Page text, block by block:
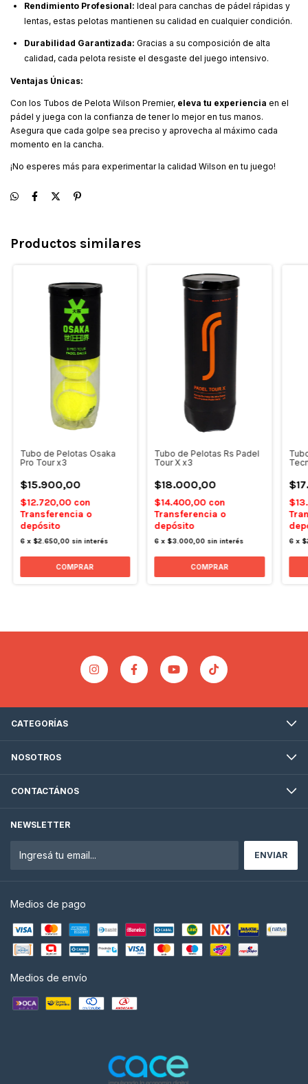
Rendimiento Profesional: Ideal para canchas de pádel rápidas y
lentas, estas pelotas mantienen su calidad en cualquier condición.
Durabilidad Garantizada: Gracias a su composición de alta
calidad, cada pelota resiste el desgaste del juego intensivo.
Ventajas Únicas:
Con los Tubos de Pelota Wilson Premier, eleva tu experiencia en el
pádel y juega con la confianza de tener lo mejor en tus manos.
Asegura que cada golpe sea preciso y aprovecha al máximo cada
momento en la cancha.
¡No esperes más para experimentar la calidad Wilson en tu juego!
Productos similares
Tubo de Pelotas Osaka
Pro Tour x3
$15.900,00
$12.720,00 con
Transferencia o
depósito
6 x $2.650,00 sin interés
Tubo de Pelotas Rs Padel
Tour X x3
$18.000,00
$14.400,00 con
Transferencia o
depósito
6 x$3.000,00 sin interés 6 x
CATEGORÍAS
NOSOTROS
CONTACTÁNOS
NEWSLETTER
Medios de pago
Medios de envío